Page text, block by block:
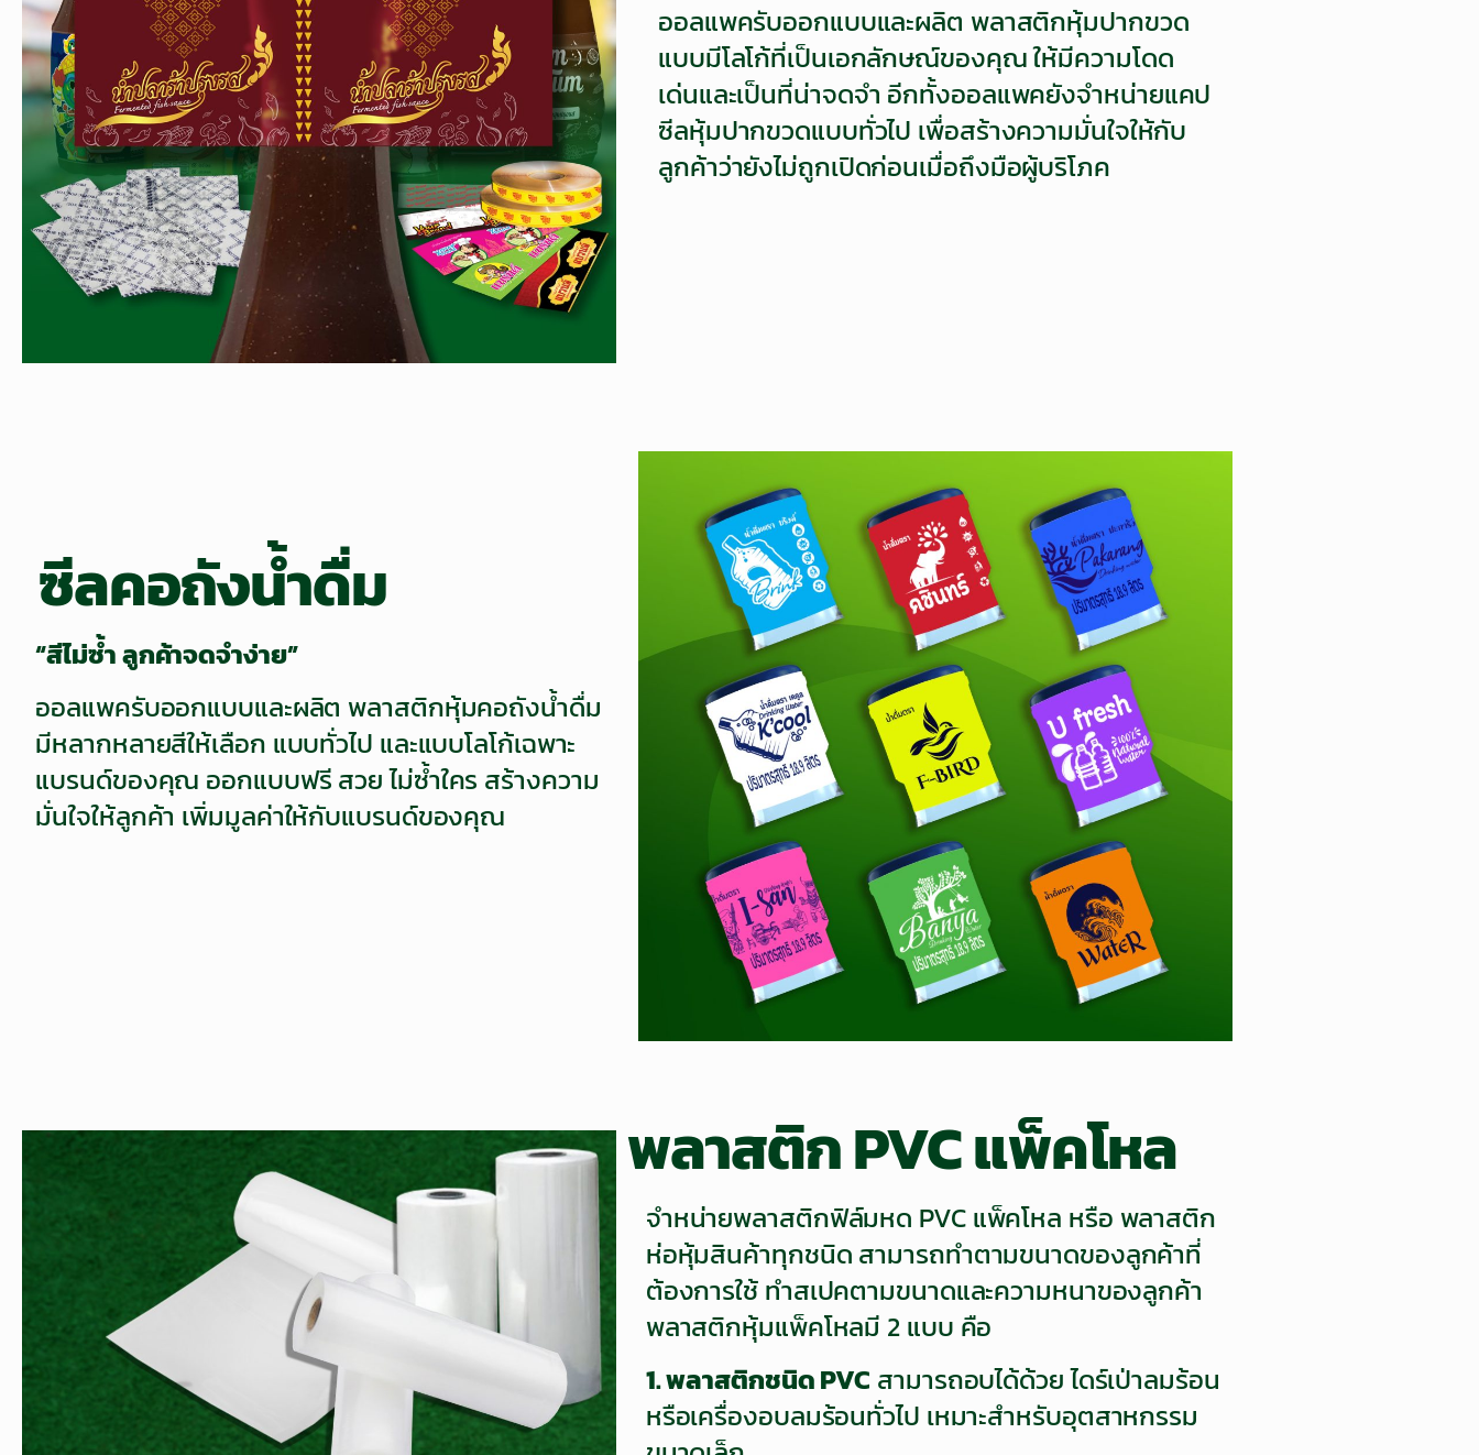
ออลแพครับออกแบบและผลิต พลาสติกหุ้มปากขวด
แบบมีโลโก้ที่เป็นเอกลักษณ์ของคุณ ให้มีความโดด
เด่นและเป็นที่น่าจดจำ อีกทั้งออลแพคยังจำหน่ายแคป
ซีลหุ้มปากขวดแบบทั่วไป เพื่อสร้างความมั่นใจให้กับ
ลูกค้าว่ายังไม่ถูกเปิดก่อนเมื่อถึงมือผู้บริโภค
ซีลคอถังน้ำดื่ม
“สีไม่ซ้ำ ลูกค้าจดจำง่าย”
ออลแพครับออกแบบและผลิต พลาสติกหุ้มคอถังน้ำดื่ม
มีหลากหลายสีให้เลือก แบบทั่วไป และแบบโลโก้เฉพาะ
แบรนด์ของคุณ ออกแบบฟรี สวย ไม่ซ้ำใคร สร้างความ
มั่นใจให้ลูกค้า เพิ่มมูลค่าให้กับแบรนด์ของคุณ
พลาสติก PVC แพ็คโหล
จำหน่ายพลาสติกฟิล์มหด PVC แพ็คโหล หรือ พลาสติก
ห่อหุ้มสินค้าทุกชนิด สามารถทำตามขนาดของลูกค้าที่
ต้องการใช้ ทำสเปคตามขนาดและความหนาของลูกค้า
พลาสติกหุ้มแพ็คโหลมี 2 แบบ คือ
1. พลาสติกชนิด PVC สามารถอบได้ด้วย ไดร์เป่าลมร้อน
หรือเครื่องอบลมร้อนทั่วไป เหมาะสำหรับอุตสาหกรรม